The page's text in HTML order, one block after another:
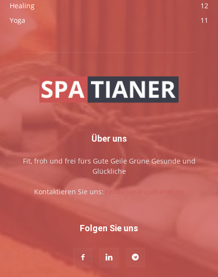
Healing
12
Yoga
11
Über uns
Fit, froh und frei fürs Gute Geile Grüne Gesunde und
Glückliche
Kontaktieren Sie uns: redaktion@spatianer.de
Folgen Sie uns